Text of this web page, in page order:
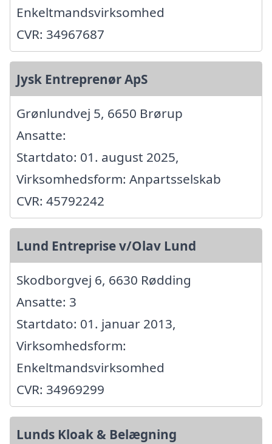
Enkeltmandsvirksomhed
CVR: 34967687
Jysk Entreprenør ApS
Grønlundvej 5, 6650 Brørup
Ansatte:
Startdato: 01. august 2025,
Virksomhedsform: Anpartsselskab
CVR: 45792242
Lund Entreprise v/Olav Lund
Skodborgvej 6, 6630 Rødding
Ansatte: 3
Startdato: 01. januar 2013,
Virksomhedsform:
Enkeltmandsvirksomhed
CVR: 34969299
Lunds Kloak & Belægning